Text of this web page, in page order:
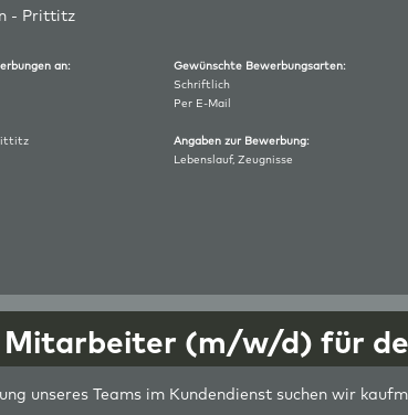
- Prittitz
Bewerbungen an: Gewünschte Bewerbungsarten:
Schriftlich
Per E-Mail
Angaben zur Bewerbung:
Lebenslauf, Zeugnisse
Mitarbeiter (m/w/d) für
unseres Teams im Kundendienst suchen wir